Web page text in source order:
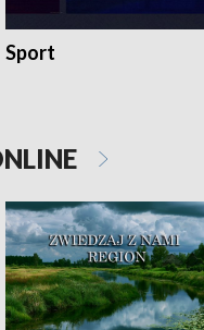
Sport